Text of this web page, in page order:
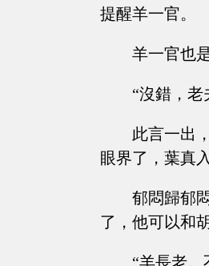
提醒羊一官。
羊一官也
“沒錯，
此言一出
眼界了，葉真
郁悶歸郁
了，他可以和
“羊長老